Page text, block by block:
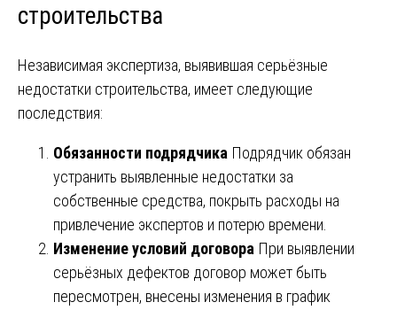
строительства
Независимая экспертиза, выявившая серьёзные
недостатки строительства, имеет следующие
последствия:
Обязанности подрядчика Подрядчик обязан
устранить выявленные недостатки за
собственные средства, покрыть расходы на
привлечение экспертов и потерю времени.
Изменение условий договора При выявлении
серьёзных дефектов договор может быть
пересмотрен, внесены изменения в график